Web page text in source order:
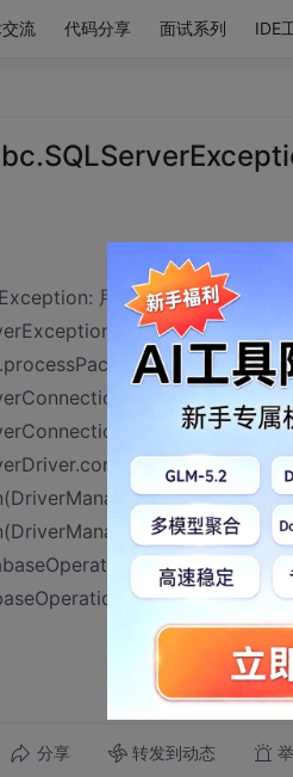
流 代码分享 面试系列 IDE
用户 'sa' 登录失败。该
分享 转发到动态